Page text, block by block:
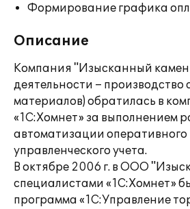
Формирование графика
Описание
Компания "Изысканный
деятельности – производство
материалов) обратилась в
«1С:Хомнет» за выполнением
автоматизации оперативного
управленческого учета.
В октябре 2006 г. в ООО
специалистами «1С:Хомнет»
программа «1С:Управление